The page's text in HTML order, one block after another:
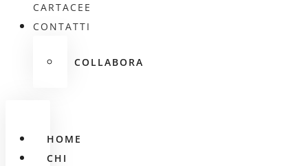
CARTACEE
CONTATTI
COLLABORA
HOME
CHI